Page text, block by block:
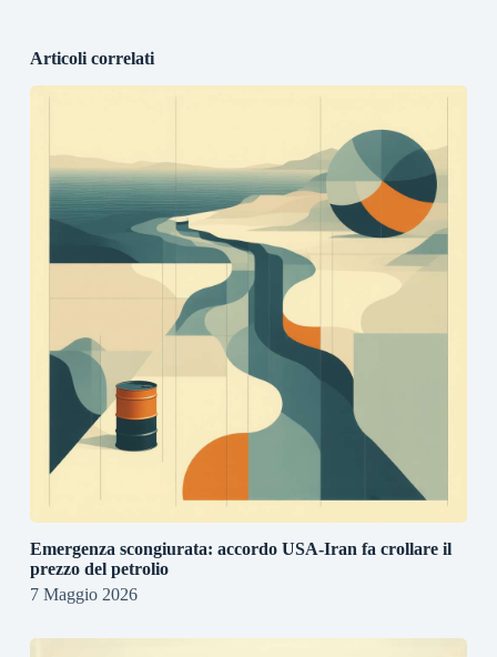
Articoli correlati
Emergenza scongiurata: accordo USA-Iran fa crollare il
prezzo del petrolio
7 Maggio 2026